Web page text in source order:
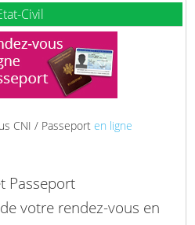
Civil
CNI / Passeport en ligne
Passeport
votre rendez-vous en